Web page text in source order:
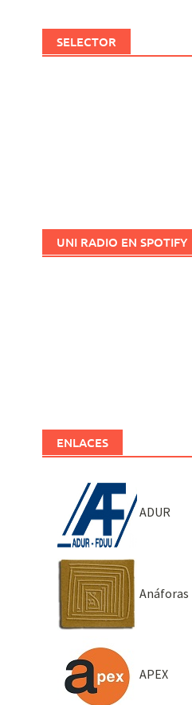
SELECTOR
UNI RADIO EN SPOTIFY
ENLACES
ADUR
Anáforas
APEX